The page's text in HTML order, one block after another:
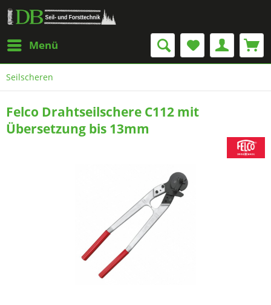
Menü
Seilscheren
Felco Drahtseilschere C112 mit
Übersetzung bis 13mm